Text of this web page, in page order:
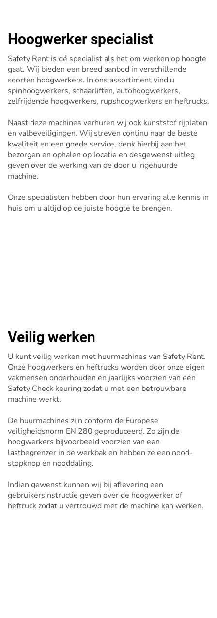
Veilig werken
U kunt veilig werken met huurmachines van Safety Rent.
Onze hoogwerkers en heftrucks worden door onze eigen
vakmensen onderhouden en jaarlijks voorzien van een
Safety Check keuring zodat u met een betrouwbare
machine werkt.
De huurmachines zijn conform de Europese
veiligheidsnorm EN 280 geproduceerd. Zo zijn de
hoogwerkers bijvoorbeeld voorzien van een
lastbegrenzer in de werkbak en hebben ze een nood-
stopknop en nooddaling.
Indien gewenst kunnen wij bij aflevering een
gebruikersinstructie geven over de hoogwerker of
heftruck zodat u vertrouwd met de machine kan werken.
Hoogwerker specialist
Safety Rent is dé specialist als het om werken op hoogte
gaat. Wij bieden een breed aanbod in verschillende
soorten hoogwerkers. In ons assortiment vind u
spinhoogwerkers, schaarliften, autohoogwerkers,
zelfrijdende hoogwerkers, rupshoogwerkers en heftrucks.
Naast deze machines verhuren wij ook kunststof rijplaten
en valbeveiligingen. Wij streven continu naar de beste
kwaliteit en een goede service, denk hierbij aan het
bezorgen en ophalen op locatie en desgewenst uitleg
geven over de werking van de door u ingehuurde
machine.
Onze specialisten hebben door hun ervaring alle kennis in
huis om u altijd op de juiste hoogte te brengen.